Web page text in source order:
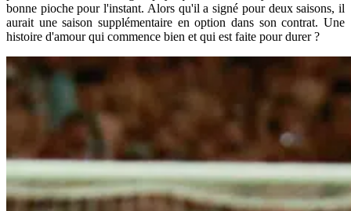
bonne pioche pour l'instant. Alors qu'il a signé pour deux saisons, il
aurait une saison supplémentaire en option dans son contrat. Une
histoire d'amour qui commence bien et qui est faite pour durer ?